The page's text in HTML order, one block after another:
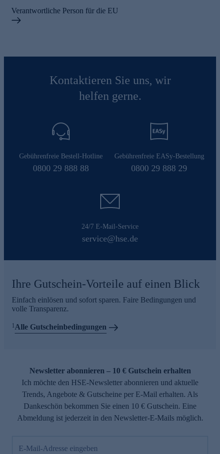
Verantwortliche Person für die EU
Kontaktieren Sie uns, wir
helfen gerne.
Gebührenfreie Bestell-Hotline
0800 29 888 88
Gebührenfreie EASy-Bestellung
0800 29 888 29
24/7 E-Mail-Service
service@hse.de
Ihre Gutschein-Vorteile auf einen Blick
Einfach einlösen und sofort sparen. Faire Bedingungen und
volle Transparenz.
1 Alle Gutscheinbedingungen
Newsletter abonnieren – 10 € Gutschein erhalten
Ich möchte den HSE-Newsletter abonnieren und aktuelle
Trends, Angebote & Gutscheine per E-Mail erhalten. Als
Dankeschön bekommen Sie einen 10 € Gutschein. Eine
Abmeldung ist jederzeit in den Newsletter-E-Mails möglich.
E-Mail-Adresse eingeben